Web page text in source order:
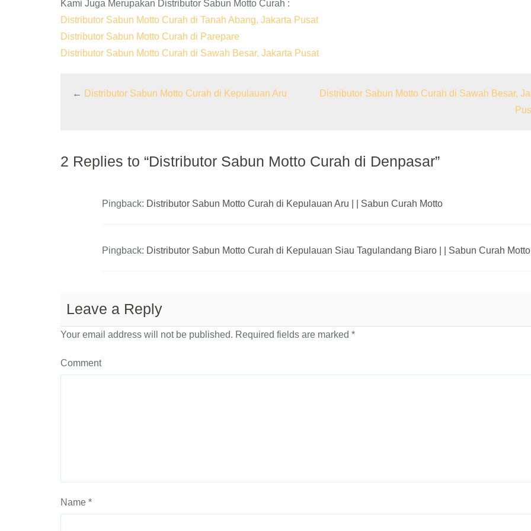
Kami Juga Merupakan Distributor Sabun Motto Curah :
Distributor Sabun Motto Curah di Tanah Abang, Jakarta Pusat
Distributor Sabun Motto Curah di Parepare
Distributor Sabun Motto Curah di Sawah Besar, Jakarta Pusat
← Distributor Sabun Motto Curah di Kepulauan Aru
Distributor Sabun Motto Curah di Sawah Besar,
2 Replies to “Distributor Sabun Motto Curah di Denpasar”
Pingback: Distributor Sabun Motto Curah di Kepulauan Aru | | Sabun Curah Motto
Pingback: Distributor Sabun Motto Curah di Kepulauan Siau Tagulandang Biaro | | Sabun Curah Motto
Leave a Reply
Your email address will not be published. Required fields are marked *
Comment
Name *